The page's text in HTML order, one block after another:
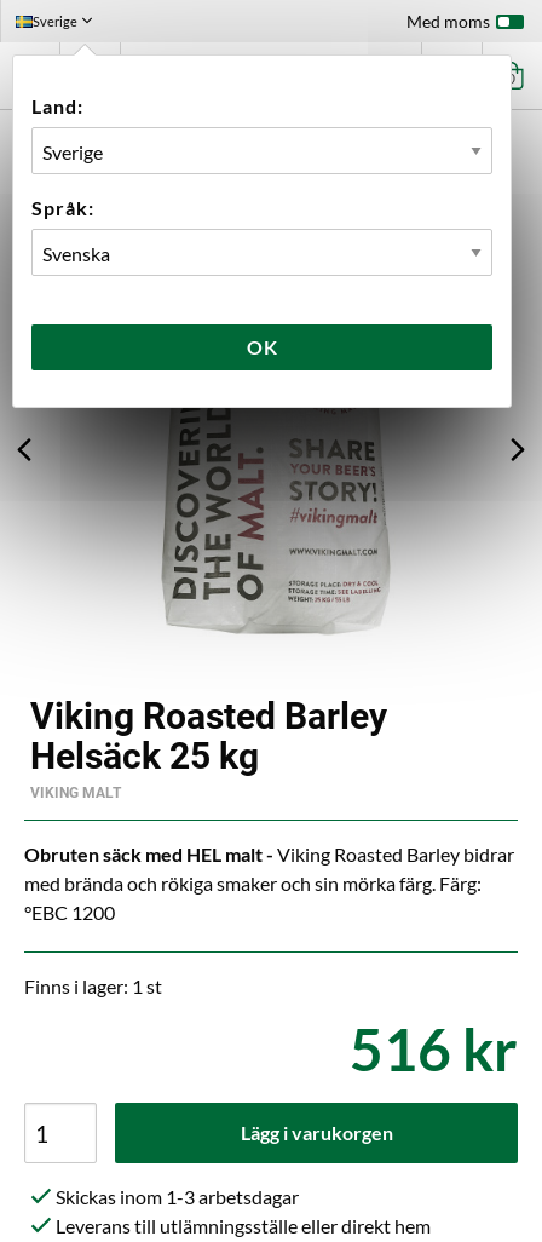
Sverige
Land:
Språk:
OK
Med moms
0
VIKING ROASTED BARLEY HELSÄCK 25 KG
Viking Roasted Barley
Helsäck 25 kg
VIKING MALT
Obruten säck med HEL malt - Viking Roasted Barley bidrar
med brända och rökiga smaker och sin mörka färg. Färg:
°EBC 1200
Finns i lager: 1 st
516 kr
Lägg i varukorgen
Skickas inom 1-3 arbetsdagar
Leverans till utlämningsställe eller direkt hem